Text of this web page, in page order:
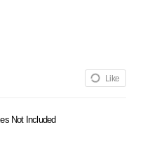
Like
Not Included